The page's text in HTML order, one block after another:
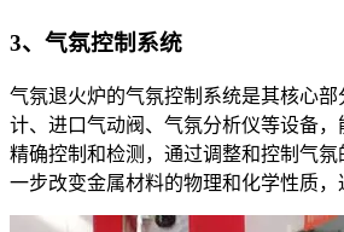
3、气氛控制系统
气氛退火炉的气氛控制系统是其核心
计、进口气动阀、气氛分析仪等设备
精确控制和检测，通过调整和控制气
一步改变金属材料的物理和化学性质，